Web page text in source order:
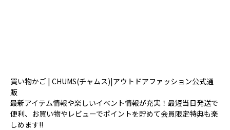
買い物かご | CHUMS(チャムス)|アウトドアファッション公式通
販
最新アイテム情報や楽しいイベント情報が充実！最短当日発送で
便利、お買い物やレビューでポイントを貯めて会員限定特典も楽
しめます!!